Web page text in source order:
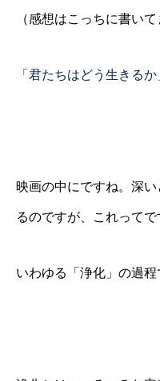
（感想はこっちに書い
「君たちはどう生きる
映画の中にですね。深
るのですが、これってで
いわゆる「浄化」の過程